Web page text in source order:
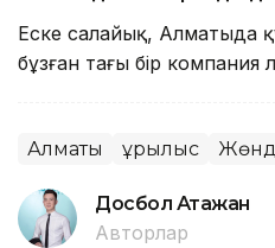
Еске салайық, Алматыда
бұзған тағы бір компания
Алматы Құрылыс
Досбол Атажан
Авторлар